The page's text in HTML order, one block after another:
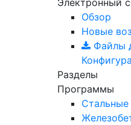
Электронный
Обзор
Новые
Файлы
Разделы
Программы
Стальные